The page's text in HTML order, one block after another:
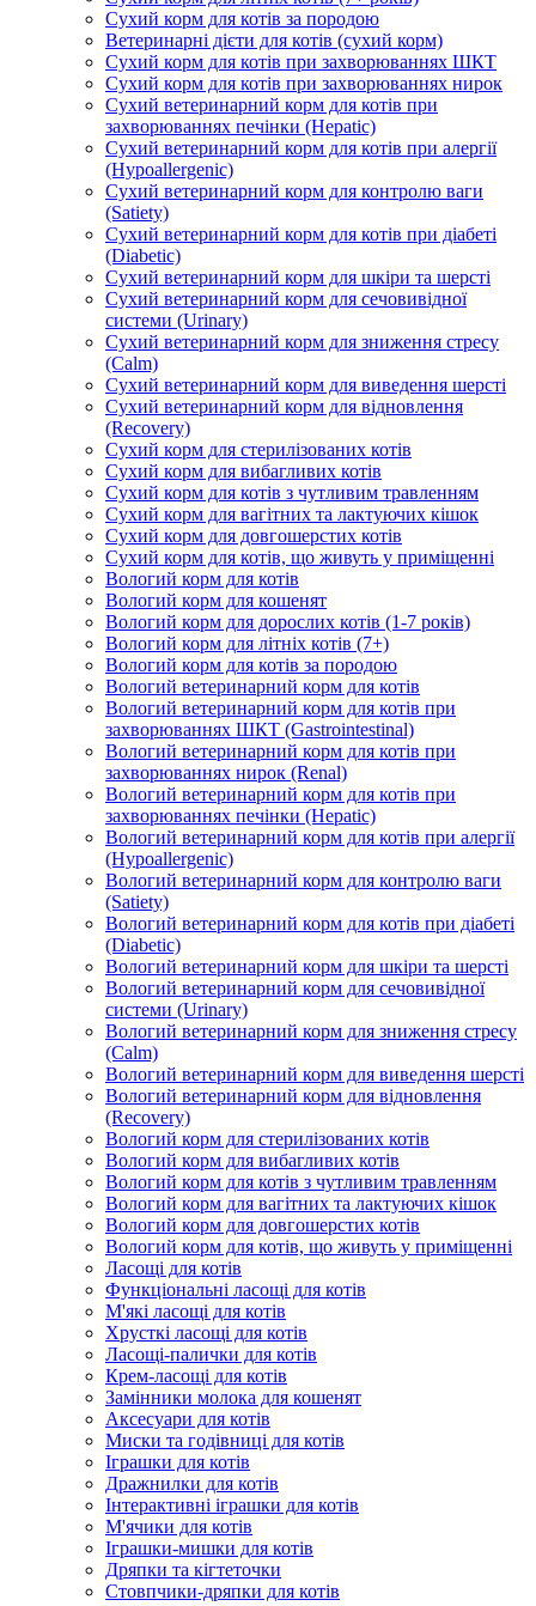
Сухий корм для котів за породою
Ветеринарні дієти для котів (сухий корм)
Сухий корм для котів при захворюваннях ШКТ
Сухий корм для котів при захворюваннях нирок
Сухий ветеринарний корм для котів при
захворюваннях печінки (Hepatic)
Сухий ветеринарний корм для котів при алергії
(Hypoallergenic)
Сухий ветеринарний корм для контролю ваги
(Satiety)
Сухий ветеринарний корм для котів при діабеті
(Diabetic)
Сухий ветеринарний корм для шкіри та шерсті
Сухий ветеринарний корм для сечовивідної
системи (Urinary)
Сухий ветеринарний корм для зниження стресу
(Calm)
Сухий ветеринарний корм для виведення шерсті
Сухий ветеринарний корм для відновлення
(Recovery)
Сухий корм для стерилізованих котів
Сухий корм для вибагливих котів
Сухий корм для котів з чутливим травленням
Сухий корм для вагітних та лактуючих кішок
Сухий корм для довгошерстих котів
Сухий корм для котів, що живуть у приміщенні
Вологий корм для котів
Вологий корм для кошенят
Вологий корм для дорослих котів (1-7 років)
Вологий корм для літніх котів (7+)
Вологий корм для котів за породою
Вологий ветеринарний корм для котів
Вологий ветеринарний корм для котів при
захворюваннях ШКТ (Gastrointestinal)
Вологий ветеринарний корм для котів при
захворюваннях нирок (Renal)
Вологий ветеринарний корм для котів при
захворюваннях печінки (Hepatic)
Вологий ветеринарний корм для котів при алергії
(Hypoallergenic)
Вологий ветеринарний корм для контролю ваги
(Satiety)
Вологий ветеринарний корм для котів при діабеті
(Diabetic)
Вологий ветеринарний корм для шкіри та шерсті
Вологий ветеринарний корм для сечовивідної
системи (Urinary)
Вологий ветеринарний корм для зниження стресу
(Calm)
Вологий ветеринарний корм для виведення шерсті
Вологий ветеринарний корм для відновлення
(Recovery)
Вологий корм для стерилізованих котів
Вологий корм для вибагливих котів
Вологий корм для котів з чутливим травленням
Вологий корм для вагітних та лактуючих кішок
Вологий корм для довгошерстих котів
Вологий корм для котів, що живуть у приміщенні
Ласощі для котів
Функціональні ласощі для котів
М'які ласощі для котів
Хрусткі ласощі для котів
Ласощі-палички для котів
Крем-ласощі для котів
Замінники молока для кошенят
Аксесуари для котів
Миски та годівниці для котів
Іграшки для котів
Дражнилки для котів
Інтерактивні іграшки для котів
М'ячики для котів
Іграшки-мишки для котів
Дряпки та кігтеточки
Стовпчики-дряпки для котів